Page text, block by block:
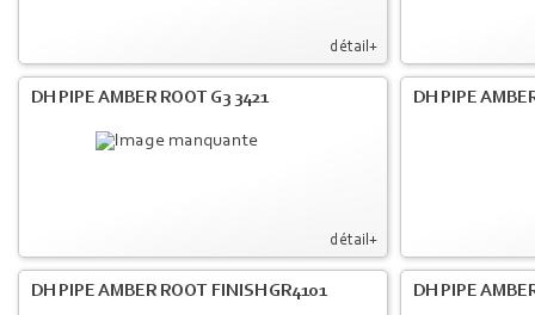
détail+
détail+
DH PIPE AMBER ROOT G3 3421 DH PIPE
DH PIPE AMBER ROOT FINISH GR4101 DH PIPE